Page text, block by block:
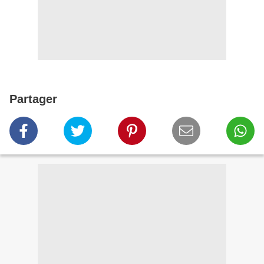
Partager